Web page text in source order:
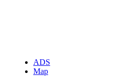
ADS
Map